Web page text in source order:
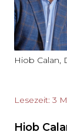
Hiob Calan,
Lesezeit: 3
Hiob